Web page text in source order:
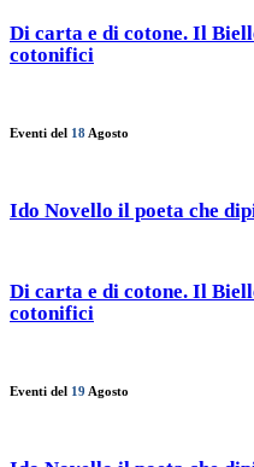
Di carta e di cotone. Il
cotonifici
Eventi del 18 Agosto
Ido Novello il poeta che
Di carta e di cotone. Il
cotonifici
Eventi del 19 Agosto